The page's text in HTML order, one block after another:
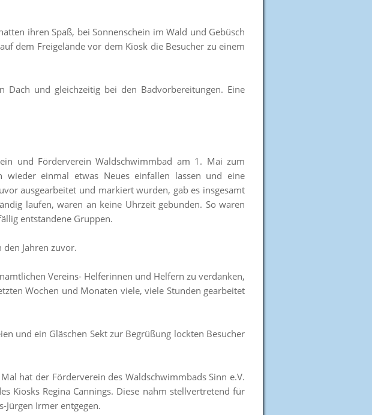
ihren Spaß, bei Sonnenschein im Wald und Gebüsch
dem Freigelände vor dem Kiosk die Besucher zu einem
und gleichzeitig bei den Badvorbereitungen. Eine
und Förderverein Waldschwimmbad am 1. Mai zum
wieder einmal etwas Neues einfallen lassen und eine
ausgearbeitet und markiert wurden, gab es insgesamt
laufen, waren an keine Uhrzeit gebunden. So waren
entstandene Gruppen.
Jahren zuvor.
Vereins- Helferinnen und Helfern zu verdanken,
Wochen und Monaten viele, viele Stunden gearbeitet
und ein Gläschen Sekt zur Begrüßung lockten Besucher
hat der Förderverein des Waldschwimmbads Sinn e.V.
Kiosks Regina Cannings. Diese nahm stellvertretend für
Jürgen Irmer entgegen.